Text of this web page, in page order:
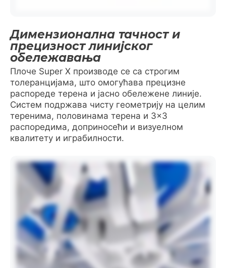
Димензионална тачност и
прецизност линијског
обележавања
Плоче Super X производе се са строгим
толеранцијама, што омогућава прецизне
распореде терена и јасно обележене линије.
Систем подржава чисту геометрију на целим
теренима, половинама терена и 3×3
распоредима, доприносећи и визуелном
квалитету и играбилности.